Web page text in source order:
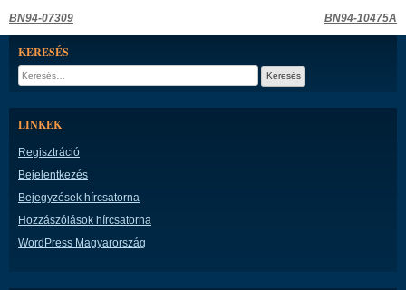
Bejegyzés
navigáció
BN94-07309 BN94-10475A
KERESÉS
Keresés:
LINKEK
Regisztráció
Bejelentkezés
Bejegyzések hírcsatorna
Hozzászólások hírcsatorna
WordPress Magyarország